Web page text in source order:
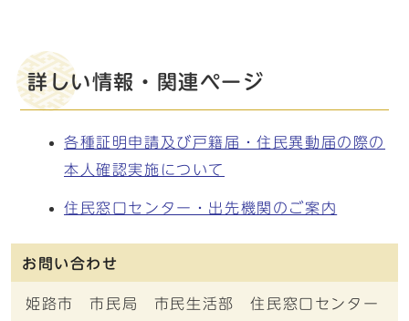
詳しい情報・関連ページ
各種証明申請及び戸籍届・住民異動届の際の
本人確認実施について
住民窓口センター・出先機関のご案内
お問い合わせ
姫路市 市民局 市民生活部 住民窓口センター